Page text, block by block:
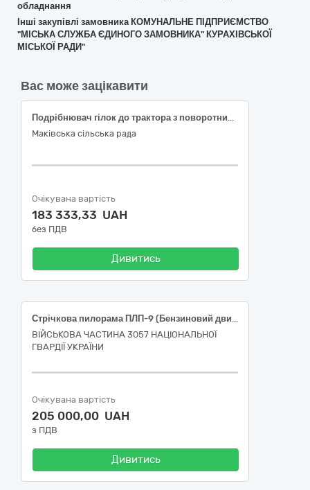
обладнання
Інші закупівлі замовника КОМУНАЛЬНЕ ПІДПРИЄМСТВО
"МІСЬКА СЛУЖБА ЄДИНОГО ЗАМОВНИКА" КУРАХІВСЬКОЇ
МІСЬКОЇ РАДИ"
Вас може зацікавити
Подрібнювач гілок до трактора з поворотним транспортером та карданний вал із фрикційною муфтою
Маківська сільська рада
Очікувана вартість
183 333,33 UAH
без ПДВ
Дивитись
Стрічкова пилорама ПЛП-9 (Бензиновий двигун 20 к.с. + стартер)
ВІЙСЬКОВА ЧАСТИНА 3057 НАЦІОНАЛЬНОЇ
ГВАРДІЇ УКРАЇНИ
Очікувана вартість
205 000,00 UAH
з ПДВ
Дивитись